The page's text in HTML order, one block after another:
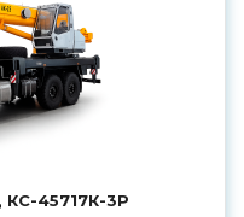
45717К-3Р